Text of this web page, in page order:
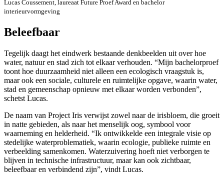
Lucas Coussement, laureaat Future Proef Award en bachelor
interieurvormgeving
Beleefbaar
Tegelijk daagt het eindwerk bestaande denkbeelden uit over hoe
water, natuur en stad zich tot elkaar verhouden. “Mijn bachelorproef
toont hoe duurzaamheid niet alleen een ecologisch vraagstuk is,
maar ook een sociale, culturele en ruimtelijke opgave, waarin water,
stad en gemeenschap opnieuw met elkaar worden verbonden”,
schetst Lucas.
De naam van Project Iris verwijst zowel naar de irisbloem, die groeit
in natte gebieden, als naar het menselijk oog, symbool voor
waarneming en helderheid. “Ik ontwikkelde een integrale visie op
stedelijke waterproblematiek, waarin ecologie, publieke ruimte en
verbeelding samenkomen. Waterzuivering hoeft niet verborgen te
blijven in technische infrastructuur, maar kan ook zichtbaar,
beleefbaar en verbindend zijn”, vindt Lucas.